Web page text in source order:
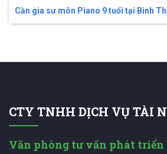
Cần gia sư môn Piano 9 tuổi tại Bình
CTY TNHH DỊCH VỤ TÀI
Văn phòng tư vấn phát triển